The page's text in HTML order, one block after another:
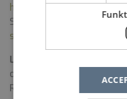
Susanne Neergaard Poll
Løn- og ansættelsesvilkår
overenskomsten for
RTLN og Yngre Læger